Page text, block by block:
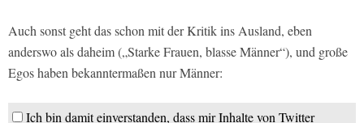
Auch sonst geht das schon mit der Kritik ins Ausland, eben
anderswo als daheim („Starke Frauen, blasse Männer“), und große
Egos haben bekanntermaßen nur Männer:
Ich bin damit einverstanden, dass mir Inhalte von Twitter